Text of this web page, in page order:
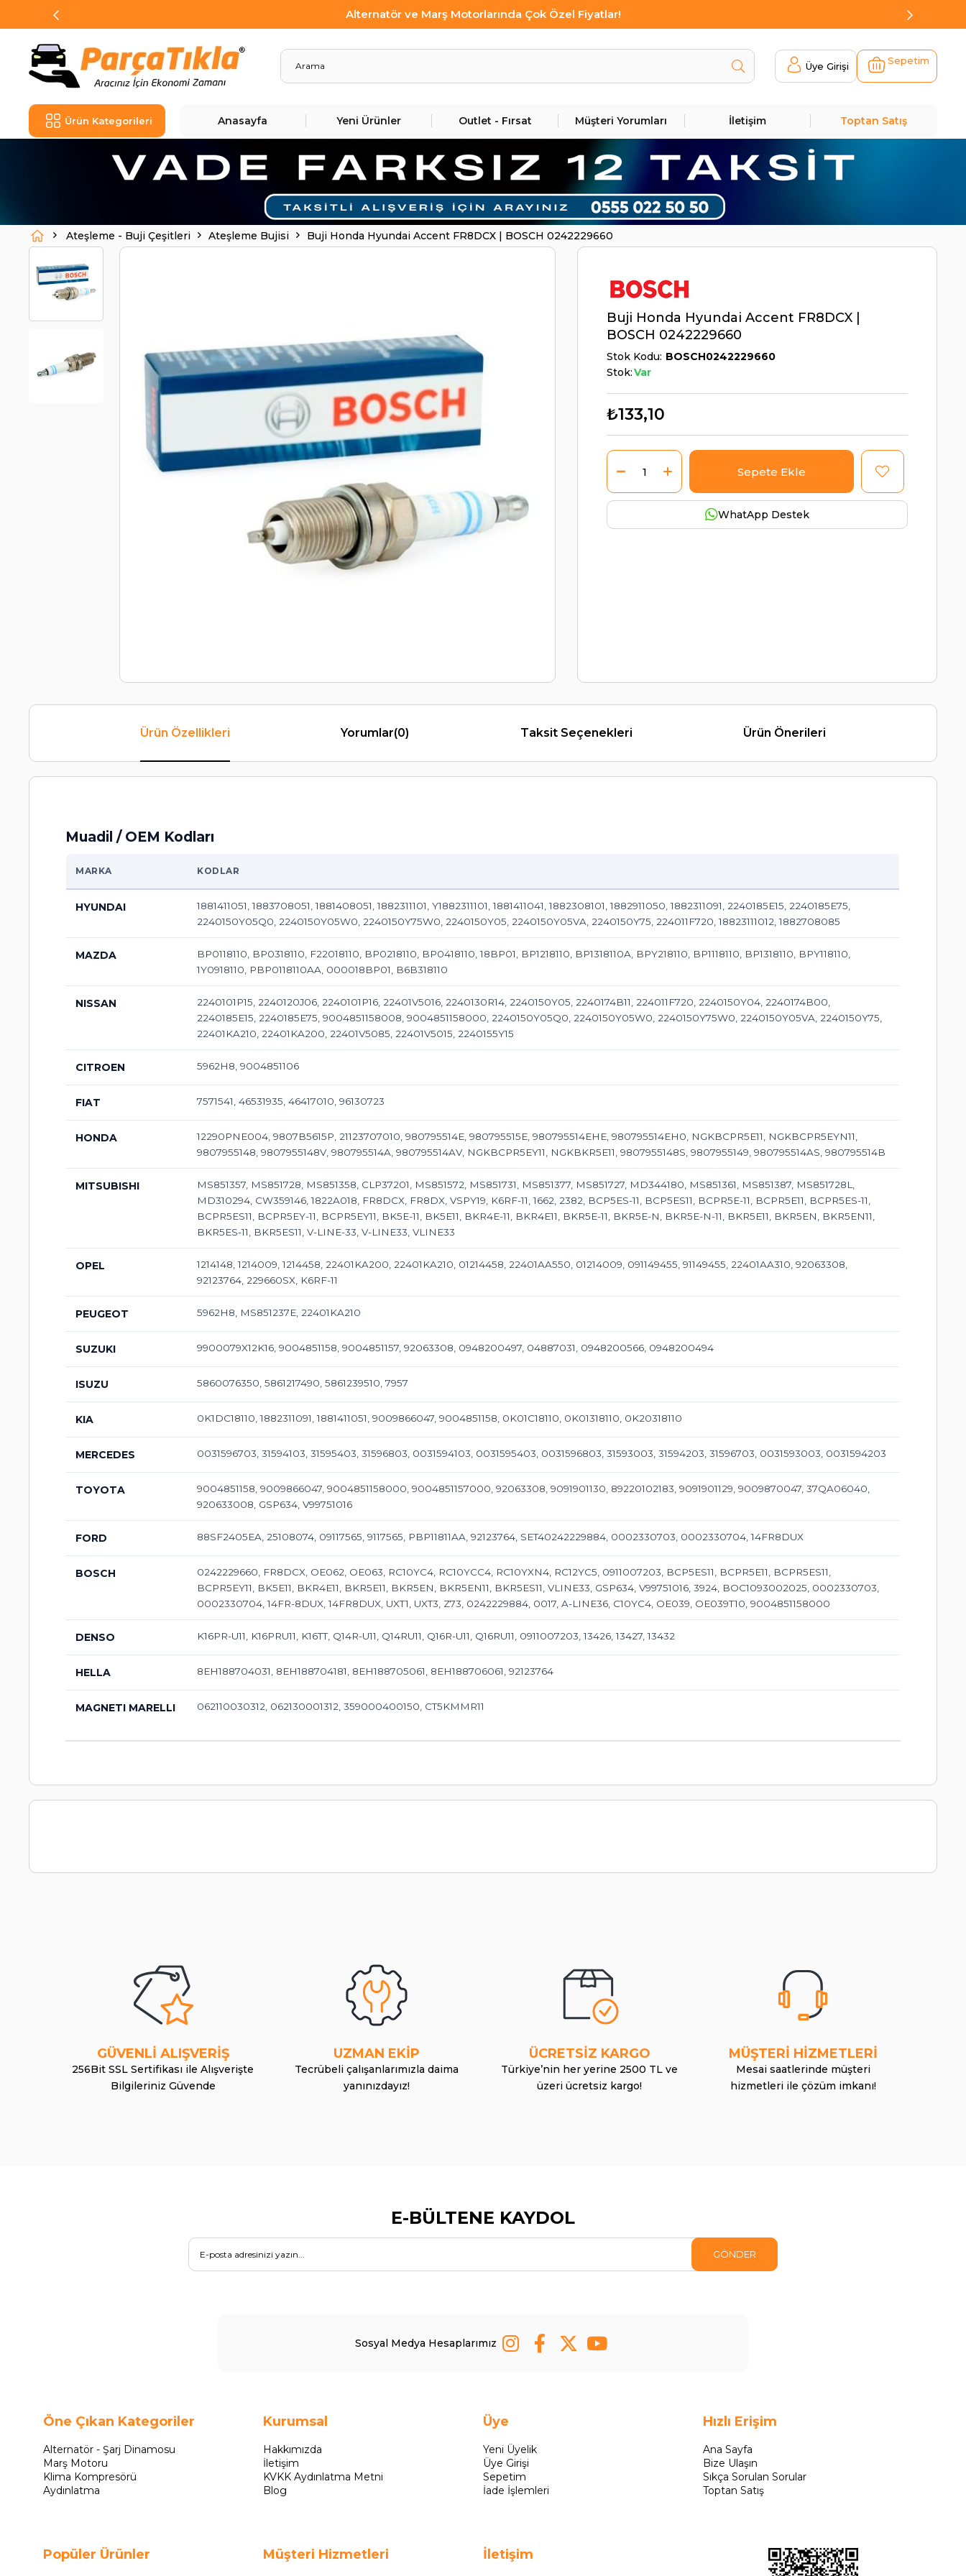
Alternatör ve Marş Motorlarında Çok Özel Fiyatlar!
Üye Girişi Sepetim
Ürün Kategorileri Anasayfa Yeni Ürünler Outlet - Fırsat Müşteri Yorumları İletişim Toptan Satış
Ateşleme - Buji Çeşitleri Ateşleme Bujisi Buji Honda Hyundai Accent FR8DCX | BOSCH 0242229660
Buji Honda Hyundai Accent FR8DCX |
BOSCH 0242229660
Stok Kodu BOSCH0242229660
Stok:Var
₺133,10
WhatApp Destek
Ürün Özellikleri Yorumlar(0) Taksit Seçenekleri Ürün Önerileri
Muadil / OEM Kodları
MARKA KODLAR
HYUNDAI
1881411051, 1883708051, 1881408051, 1882311101, Y1882311101, 1881411041, 1882308101, 1882911050, 1882311091, 2240185E15, 2240185E75,
2240150Y05Q0, 2240150Y05W0, 2240150Y75W0, 2240150Y05, 2240150Y05VA, 2240150Y75, 224011F720, 18823111012, 1882708085
MAZDA
BP0118110, BP0318110, F22018110, BP0218110, BP0418110, 18BP01, BP1218110, BP1318110A, BPY218110, BP1118110, BP1318110, BPY118110,
1Y0918110, PBP0118110AA, 000018BP01, B6B318110
NISSAN
2240101P15, 2240120J06, 2240101P16, 22401V5016, 2240130R14, 2240150Y05, 2240174B11, 224011F720, 2240150Y04, 2240174B00,
2240185E15, 2240185E75, 9004851158008, 9004851158000, 2240150Y05Q0, 2240150Y05W0, 2240150Y75W0, 2240150Y05VA, 2240150Y75,
22401KA210, 22401KA200, 22401V5085, 22401V5015, 2240155Y15
CITROEN 5962H8, 9004851106
FIAT 7571541, 46531935, 46417010, 96130723
HONDA
12290PNE004, 9807B5615P, 21123707010, 980795514E, 980795515E, 980795514EHE, 980795514EH0, NGKBCPR5E11, NGKBCPR5EYN11,
9807955148, 9807955148V, 980795514A, 980795514AV, NGKBCPR5EY11, NGKBKR5E11, 9807955148S, 9807955149, 980795514AS, 980795514B
MITSUBISHI
MS851357, MS851728, MS851358, CLP37201, MS851572, MS851731, MS851377, MS851727, MD344180, MS851361, MS851387, MS851728L,
MD310294, CW359146, 1822A018, FR8DCX, FR8DX, VSPY19, K6RF-11, 1662, 2382, BCP5ES-11, BCP5ES11, BCPR5E-11, BCPR5E11, BCPR5ES-11,
BCPR5ES11, BCPR5EY-11, BCPR5EY11, BK5E-11, BK5E11, BKR4E-11, BKR4E11, BKR5E-11, BKR5E-N, BKR5E-N-11, BKR5E11, BKR5EN, BKR5EN11,
BKR5ES-11, BKR5ES11, V-LINE-33, V-LINE33, VLINE33
OPEL
1214148, 1214009, 1214458, 22401KA200, 22401KA210, 01214458, 22401AA550, 01214009, 091149455, 91149455, 22401AA310, 92063308,
92123764, 229660SX, K6RF-11
PEUGEOT 5962H8, MS851237E, 22401KA210
SUZUKI 9900079X12K16, 9004851158, 9004851157, 92063308, 0948200497, 04887031, 0948200566, 0948200494
ISUZU 5860076350, 5861217490, 5861239510, 7957
KIA 0K1DC18110, 1882311091, 1881411051, 9009866047, 9004851158, 0K01C18110, 0K01318110, 0K20318110
MERCEDES 0031596703, 31594103, 31595403, 31596803, 0031594103, 0031595403, 0031596803, 31593003, 31594203, 31596703, 0031593003, 0031594203
TOYOTA
9004851158, 9009866047, 9004851158000, 9004851157000, 92063308, 9091901130, 89220102183, 9091901129, 9009870047, 37QA06040,
920633008, GSP634, V99751016
FORD 88SF2405EA, 25108074, 09117565, 9117565, PBP11811AA, 92123764, SET40242229884, 0002330703, 0002330704, 14FR8DUX
BOSCH
0242229660, FR8DCX, OE062, OE063, RC10YC4, RC10YCC4, RC10YXN4, RC12YC5, 0911007203, BCP5ES11, BCPR5E11, BCPR5ES11,
BCPR5EY11, BK5E11, BKR4E11, BKR5E11, BKR5EN, BKR5EN11, BKR5ES11, VLINE33, GSP634, V99751016, 3924, BOC1093002025, 0002330703,
0002330704, 14FR-8DUX, 14FR8DUX, UXT1, UXT3, Z73, 0242229884, 0017, A-LINE36, C10YC4, OE039, OE039T10, 9004851158000
DENSO K16PR-U11, K16PRU11, K16TT, Q14R-U11, Q14RU11, Q16R-U11, Q16RU11, 0911007203, 13426, 13427, 13432
HELLA 8EH188704031, 8EH188704181, 8EH188705061, 8EH188706061, 92123764
MAGNETI MARELLI 062110030312, 062130001312, 359000400150, CT5KMMR11
GÜVENLİ ALIŞVERİŞ
256Bit SSL Sertifikası ile Alışverişte
Bilgileriniz Güvende
UZMAN EKİP
Tecrübeli çalışanlarımızla daima
yanınızdayız!
ÜCRETSİZ KARGO
Türkiye’nin her yerine 2500 TL ve
üzeri ücretsiz kargo!
MÜŞTERİ HİZMETLERİ
Mesai saatlerinde müşteri
hizmetleri ile çözüm imkanı!
E-BÜLTENE KAYDOL
GÖNDER
Sosyal Medya Hesaplarımız
Öne Çıkan Kategoriler
Alternatör - Şarj Dinamosu
Marş Motoru
Klima Kompresörü
Aydınlatma
Popüler Ürünler
Kurumsal
Hakkımızda
İletişim
KVKK Aydınlatma Metni
Blog
Müşteri Hizmetleri
Üye
Yeni Üyelik
Üye Girişi
Sepetim
İade İşlemleri
İletişim
Hızlı Erişim
Ana Sayfa
Bize Ulaşın
Sıkça Sorulan Sorular
Toptan Satış